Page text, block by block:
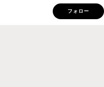
フォロー